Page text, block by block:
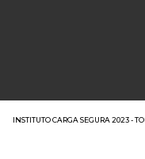
INSTITUTO CARGA SEGURA 2023 -